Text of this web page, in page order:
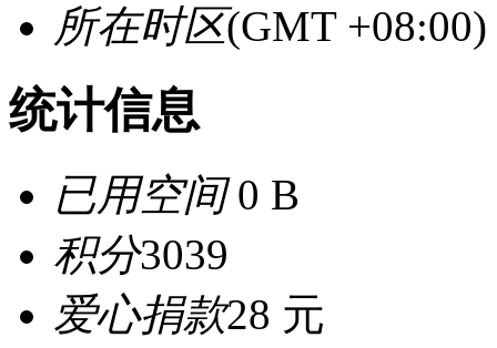
所在时区(GMT
统计信息
已用空间0 B
积分3039
爱心捐款28 元